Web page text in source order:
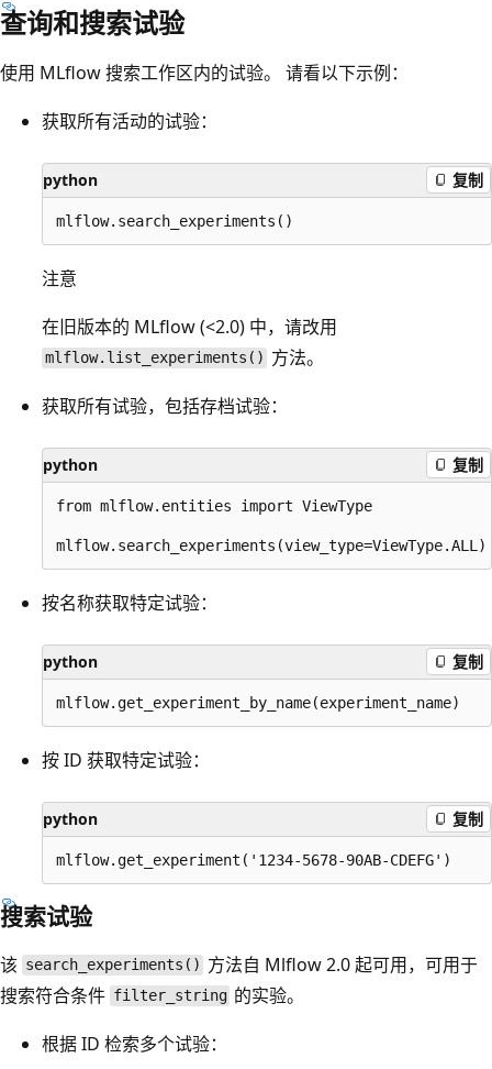
查询和搜索试验
使用 MLflow 搜索工作区内的试验。 请看以下示例：
获取所有活动的试验：
python 复制
注意
在旧版本的 MLflow (<2.0) 中，请改用
mlflow.list_experiments() 方法。
获取所有试验，包括存档试验：
python 复制
from mlflow.entities import ViewType
按名称获取特定试验：
python 复制
按 ID 获取特定试验：
python 复制
搜索试验
该 search_experiments() 方法自 Mlflow 2.0 起可用，可用于
搜索符合条件 filter_string 的实验。
根据 ID 检索多个试验：